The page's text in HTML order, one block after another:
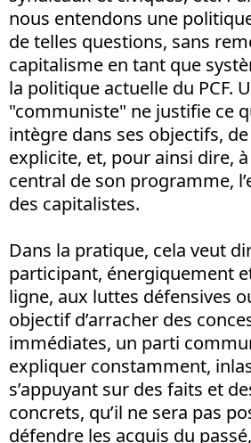
nous entendons une
de telles questions, sans
capitalisme en tant que
la politique actuelle du PCF.
"communiste" ne justifie ce
intègre dans ses objectifs,
explicite, et, pour ainsi dire, à
central de son programme,
des capitalistes.
Dans la pratique, cela veut
participant, énergiquement
ligne, aux luttes défensives
objectif d’arracher des
immédiates, un parti
expliquer constamment,
s’appuyant sur des faits et
concrets, qu’il ne sera pas
défendre les acquis du